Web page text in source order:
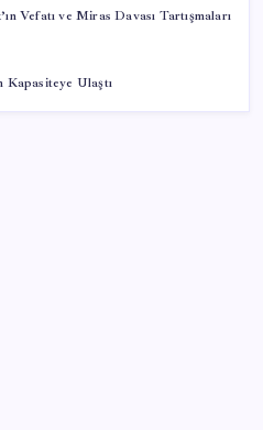
Vefatı ve Miras Davası Tartışmaları
Kapasiteye Ulaştı